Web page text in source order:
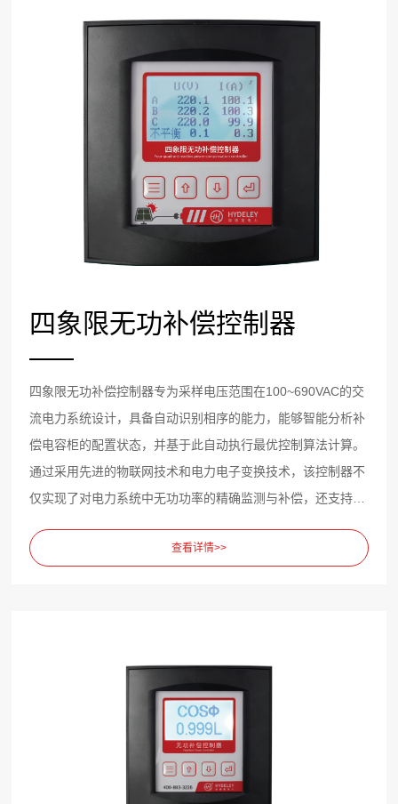
四象限无功补偿控制器
四象限无功补偿控制器专为采样电压范围在100~690VAC的交
流电力系统设计，具备自动识别相序的能力，能够智能分析补
偿电容柜的配置状态，并基于此自动执行最优控制算法计算。
通过采用先进的物联网技术和电力电子变换技术，该控制器不
仅实现了对电力系统中无功功率的精确监测与补偿，还支持远
查看详情>>